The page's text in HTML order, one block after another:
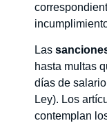
Las
hasta multas
días de
Ley). Los
contemplan